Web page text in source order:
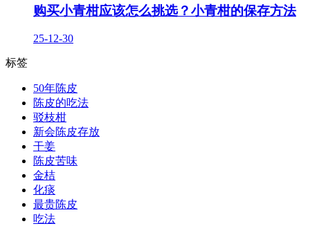
购买小青柑应该怎么挑选？小青柑的保存方法
25-12-30
标签
50年陈皮
陈皮的吃法
驳枝柑
新会陈皮存放
干姜
陈皮苦味
金桔
化痰
最贵陈皮
吃法